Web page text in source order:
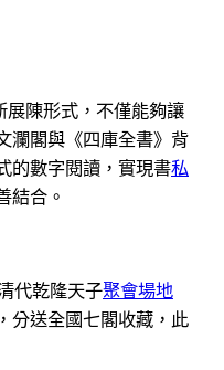
展陳形式，不僅能夠讓
瀾閣與《四庫全書》背
的數字閱讀，實現書私
結合。
代乾隆天子聚會場地
分送全國七閣收藏，此